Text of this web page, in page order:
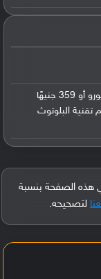
في السوق الأوروبي: 369 يورو أو 359 جنيهًا
تقنية البلوتوث
هذه الصفحة بنسبة
لتصحيحه.